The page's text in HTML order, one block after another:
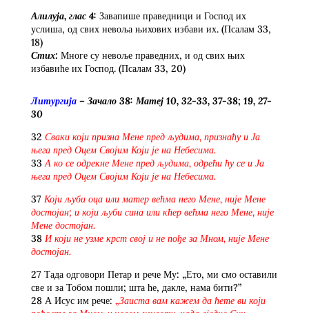
Алилуја, глас 4: Завапише праведници и Господ их
услиша, од свих невоља њихових избави их. (Псалам 33,
18)
Стих: Многе су невоље праведних, и од свих њих
избавиће их Господ. (Псалам 33, 20)
Литургија– Зачало 38: Матеј 10, 32-33, 37-38; 19, 27-
30
32 Сваки који призна Мене пред људима, признаћу и Ја
њега пред Оцем Својим Који је на Небесима.
33А ко се одрекне Мене пред људима, одрећи ћу се и Ја
њега пред Оцем Својим Који је на Небесима.
37 Који љуби оца или матер већма него Мене, није Мене
достојан; и који љуби сина или кћер већма него Мене, није
Мене достојан.
38 И који не узме крст свој и не пође за Мном, није Мене
достојан.
27 Тада одговори Петар и рече Му: „Ето, ми смо оставили
све и за Тобом пошли; шта ће, дакле, нама бити?”
28 А Исус им рече: „Заиста вам кажем да ћете ви који